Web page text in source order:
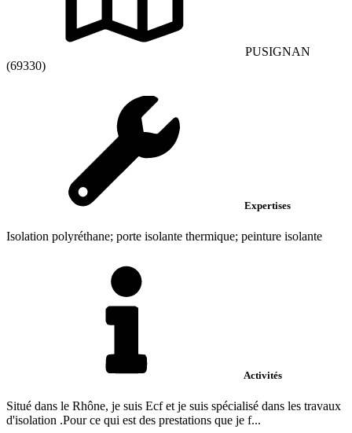
PUSIGNAN
(69330)
Expertises
Isolation polyréthane; porte isolante thermique; peinture isolante
Activités
Situé dans le Rhône, je suis Ecf et je suis spécialisé dans les travaux
d'isolation .Pour ce qui est des prestations que je f...